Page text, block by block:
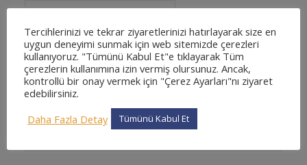
Tercihlerinizi ve tekrar ziyaretlerinizi hatırlayarak size en
uygun deneyimi sunmak için web sitemizde çerezleri
kullanıyoruz. "Tümünü Kabul Et"e tıklayarak Tüm
çerezlerin kullanımına izin vermiş olursunuz. Ancak,
kontrollü bir onay vermek için "Çerez Ayarları"nı ziyaret
edebilirsiniz.
Daha Fazla Detay
Tümünü Kabul Et